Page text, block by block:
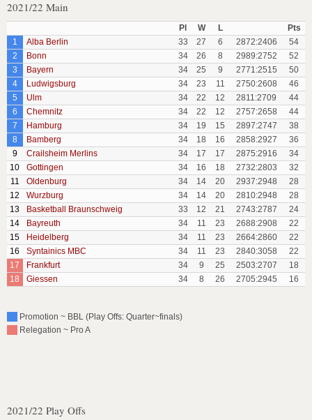
2021/22 Main
Pl W L
Pts
1
Alba Berlin 33 27 6 2872:2406
54
2
Bonn 34 26 8 2989:2752
52
3
Bayern 34 25 9 2771:2515
50
4
Ludwigsburg 34 23 11 2750:2608
46
5
Ulm 34 22 12 2811:2709
44
6
Chemnitz 34 22 12 2757:2658
44
7
Hamburg 34 19 15 2897:2747
38
8
Bamberg 34 18 16 2858:2927
36
9
Crailsheim Merlins 34 17 17 2875:2916
34
10
Gottingen 34 16 18 2732:2803
32
11
Oldenburg 34 14 20 2937:2948
28
12
Wurzburg 34 14 20 2810:2948
28
13
Basketball Braunschweig 33 12 21 2743:2787
24
14
Bayreuth 34 11 23 2688:2908
22
15
Heidelberg 34 11 23 2664:2860
22
16
Syntainics MBC 34 11 23 2840:3058
22
17
Frankfurt 34 9 25 2503:2707
18
18
Giessen 34 8 26 2705:2945 16
Promotion ~ BBL (Play Offs: Quarter~finals)
Relegation ~ Pro A
2021/22 Play Offs